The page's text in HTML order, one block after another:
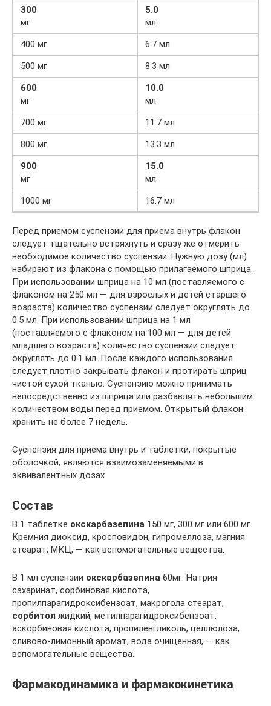
300
мг
5.0
мл
400 мг
6.7 мл
500 мг
8.3 мл
600
мг
10.0
мл
700 мг
11.7 мл
800 мг
13.3 мл
900
мг
15.0
мл
1000 мг
16.7 мл
Перед приемом суспензии для приема внутрь флакон
следует тщательно встряхнуть и сразу же отмерить
необходимое количество суспензии. Нужную дозу (мл)
набирают из флакона с помощью прилагаемого шприца.
При использовании шприца на 10 мл (поставляемого с
флаконом на 250 мл — для взрослых и детей старшего
возраста) количество суспензии следует округлять до
0.5 мл. При использовании шприца на 1 мл
(поставляемого с флаконом на 100 мл — для детей
младшего возраста) количество суспензии следует
округлять до 0.1 мл. После каждого использования
следует плотно закрывать флакон и протирать шприц
чистой сухой тканью. Суспензию можно принимать
непосредственно из шприца или разбавлять небольшим
количеством воды перед приемом. Открытый флакон
хранить не более 7 недель.
Суспензия для приема внутрь и таблетки, покрытые
оболочкой, являются взаимозаменяемыми в
эквивалентных дозах.
Состав
В 1 таблетке окскарбазепина 150 мг, 300 мг или 600 мг.
Кремния диоксид, кросповидон, гипромеллоза, магния
стеарат, МКЦ, — как вспомогательные вещества.
В 1 мл суспензии окскарбазепина 60мг. Натрия
сахаринат, сорбиновая кислота,
пропилпарагидроксибензоат, макрогола стеарат,
сорбитол жидкий, метилпарагидроксибензоат,
аскорбиновая кислота, пропиленгликоль, целлюлоза,
сливово-лимонный аромат, вода очищенная, — как
вспомогательные вещества.
Фармакодинамика и фармакокинетика